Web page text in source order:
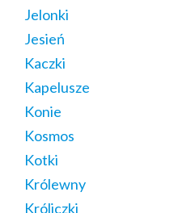
Jelonki
Jesień
Kaczki
Kapelusze
Konie
Kosmos
Kotki
Królewny
Króliczki